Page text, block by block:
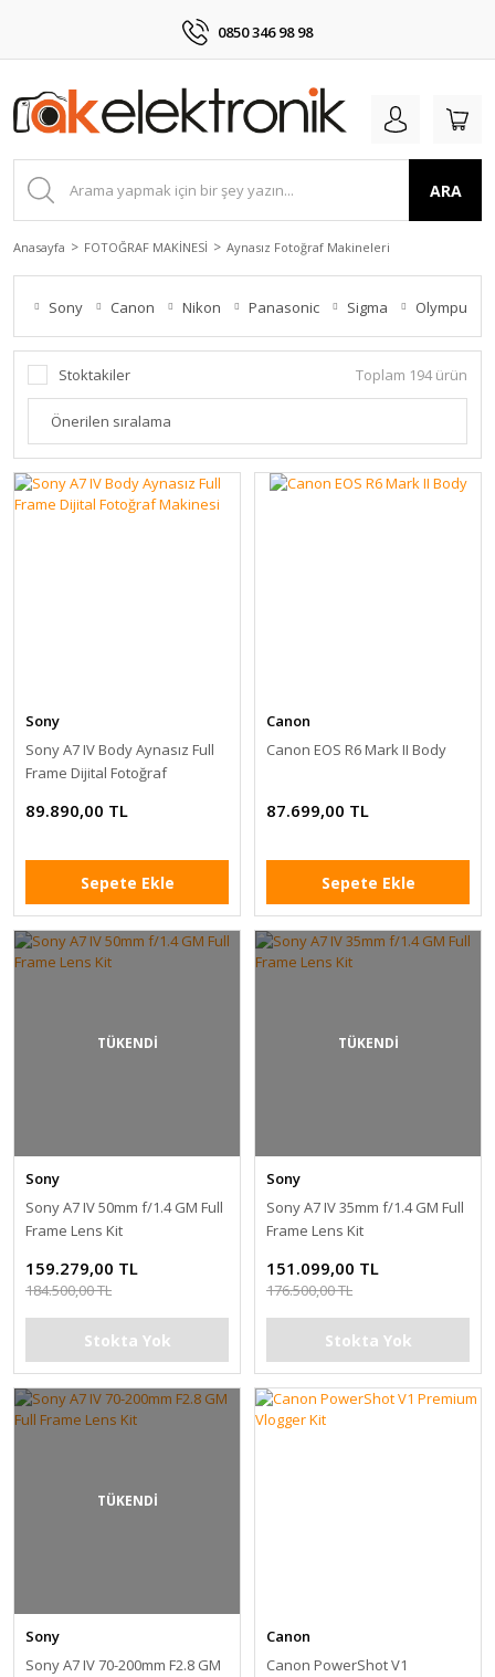
0850 346 98 98
ARA
Anasayfa FOTOĞRAF MAKİNESİ Aynasız Fotoğraf Makineleri
Sony Canon Nikon Panasonic Sigma Olympus
Stoktakiler Toplam 194 ürün
Sony
Sony A7 IV Body Aynasız Full
Frame Dijital Fotoğraf
89.890,00 TL
Sepete Ekle
Canon
Canon EOS R6 Mark II Body
87.699,00 TL
Sepete Ekle
TÜKENDİ
Sony
Sony A7 IV 50mm f/1.4 GM Full
Frame Lens Kit
159.279,00 TL
184.500,00 TL
Stokta Yok
TÜKENDİ
Sony
Sony A7 IV 35mm f/1.4 GM Full
Frame Lens Kit
151.099,00 TL
176.500,00 TL
Stokta Yok
TÜKENDİ
Sony
Sony A7 IV 70-200mm F2.8 GM
Canon
Canon PowerShot V1